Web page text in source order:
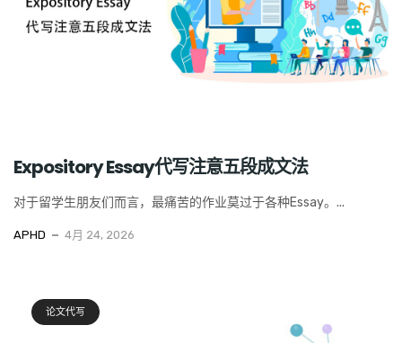
Expository Essay代写注意五段成文法
对于留学生朋友们而言，最痛苦的作业莫过于各种Essay。...
APHD 4月 24, 2026
论文代写